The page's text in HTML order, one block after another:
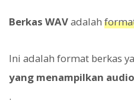
Berkas WAVadalah
Ini adalah format berkas
yang menampilkan
.